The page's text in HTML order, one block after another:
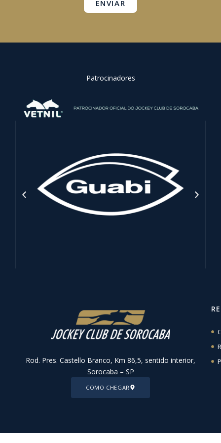
ENVIAR
Patrocinadores
Rod. Pres. Castello Branco, Km 86,5, sentido interior,
Sorocaba – SP
COMO CHEGAR